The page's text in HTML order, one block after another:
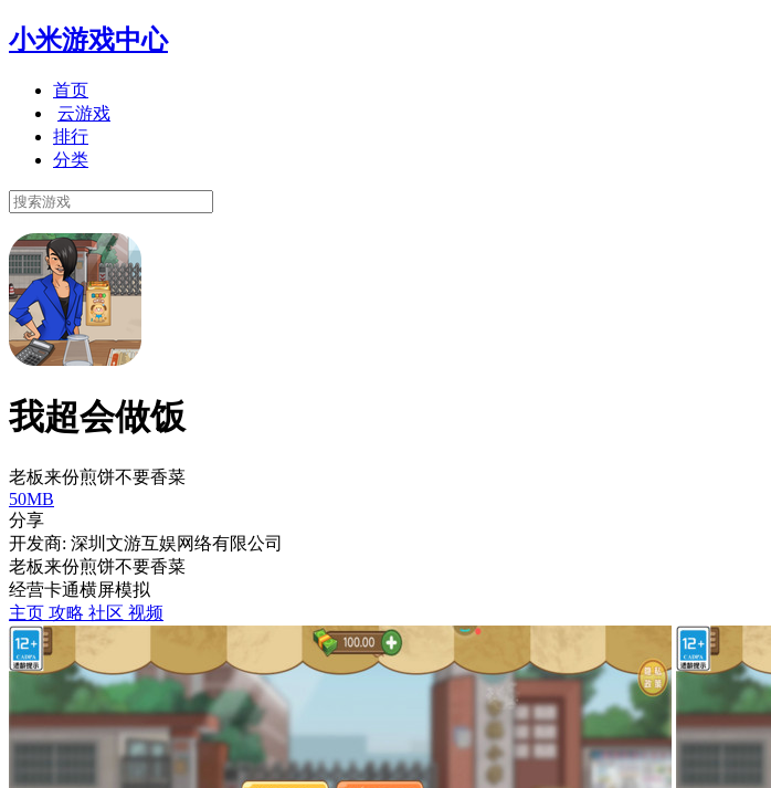
小米游戏中心
首页
云游戏
排行
分类
我超会做饭
老板来份煎饼不要香菜
50MB
分享
开发商: 深圳文游互娱网络有限公司
老板来份煎饼不要香菜
经营卡通横屏模拟
主页 攻略 社区 视频